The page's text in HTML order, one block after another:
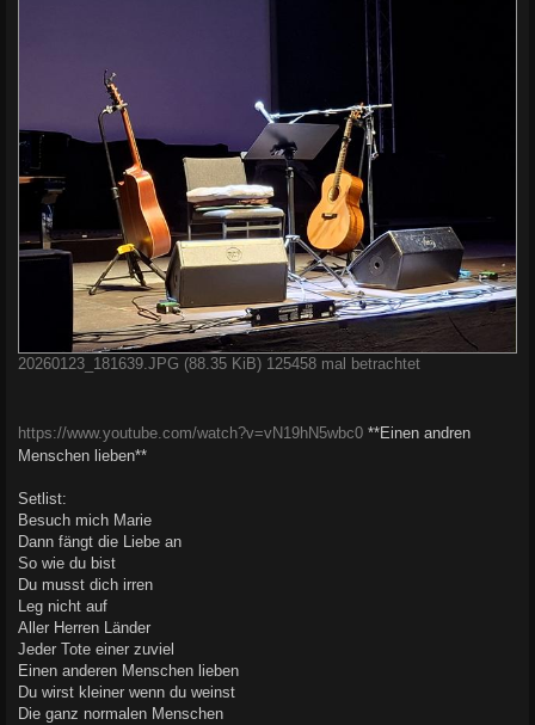
20260123_181639.JPG (88.35 KiB) 125458 mal betrachtet
https://www.youtube.com/watch?v=vN19hN5wbc0 **Einen andren
Menschen lieben**
Setlist:
Besuch mich Marie
Dann fängt die Liebe an
So wie du bist
Du musst dich irren
Leg nicht auf
Aller Herren Länder
Jeder Tote einer zuviel
Einen anderen Menschen lieben
Du wirst kleiner wenn du weinst
Die ganz normalen Menschen